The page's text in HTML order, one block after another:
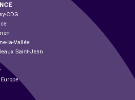
CDG
la-Vallée
Saint-Jean